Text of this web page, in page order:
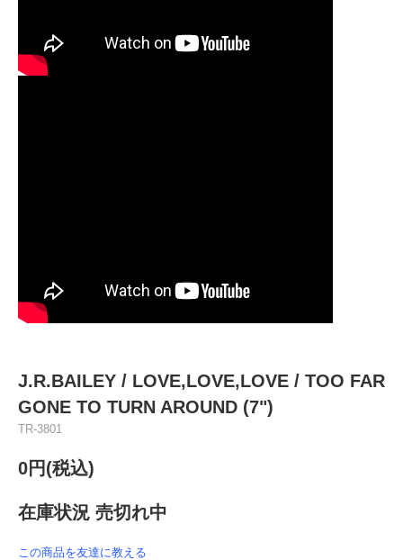
J.R.BAILEY / LOVE,LOVE,LOVE / TOO FAR
GONE TO TURN AROUND (7")
TR-3801
0円(税込)
在庫状況 売切れ中
この商品を友達に教える